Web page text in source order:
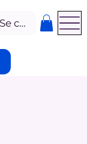
Se connecter